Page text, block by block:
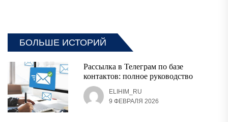
БОЛЬШЕ ИСТОРИЙ
Рассылка в Телеграм по базе
контактов: полное руководство
ELIHIM_RU
9 ФЕВРАЛЯ 2026